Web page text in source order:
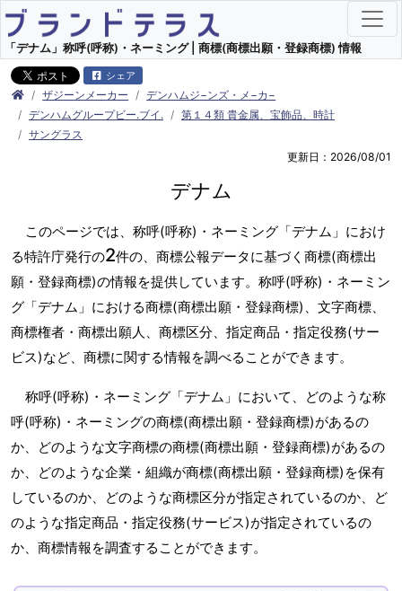
「デナム」称呼(呼称)・ネーミング | 商標(商標出願・登録商標) 情報
シェア
ザジーンメーカー
デンハムジ−ンズ・メ−カ−
デンハムグループビー.ブイ.
第１４類 貴金属、宝飾品、時計
サングラス
更新日：2026/08/01
デナム
このページでは、称呼(呼称)・ネーミング「デナム」におけ
る特許庁発行の2件の、商標公報データに基づく商標(商標出
願・登録商標)の情報を提供しています。称呼(呼称)・ネーミン
グ「デナム」における商標(商標出願・登録商標)、文字商標、
商標権者・商標出願人、商標区分、指定商品・指定役務(サー
ビス)など、商標に関する情報を調べることができます。
称呼(呼称)・ネーミング「デナム」において、どのような称
呼(呼称)・ネーミングの商標(商標出願・登録商標)があるの
か、どのような文字商標の商標(商標出願・登録商標)があるの
か、どのような企業・組織が商標(商標出願・登録商標)を保有
しているのか、どのような商標区分が指定されているのか、ど
のような指定商品・指定役務(サービス)が指定されているの
か、商標情報を調査することができます。